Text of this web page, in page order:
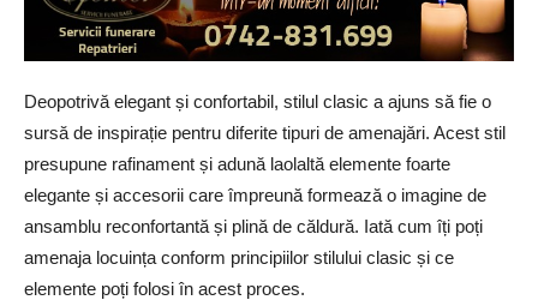
Deopotrivă elegant și confortabil, stilul clasic a ajuns să fie o
sursă de inspirație pentru diferite tipuri de amenajări. Acest stil
presupune rafinament și adună laolaltă elemente foarte
elegante și accesorii care împreună formează o imagine de
ansamblu reconfortantă și plină de căldură. Iată cum îți poți
amenaja locuința conform principiilor stilului clasic și ce
elemente poți folosi în acest proces.